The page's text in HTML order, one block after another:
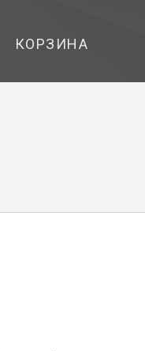
КОРЗИНА